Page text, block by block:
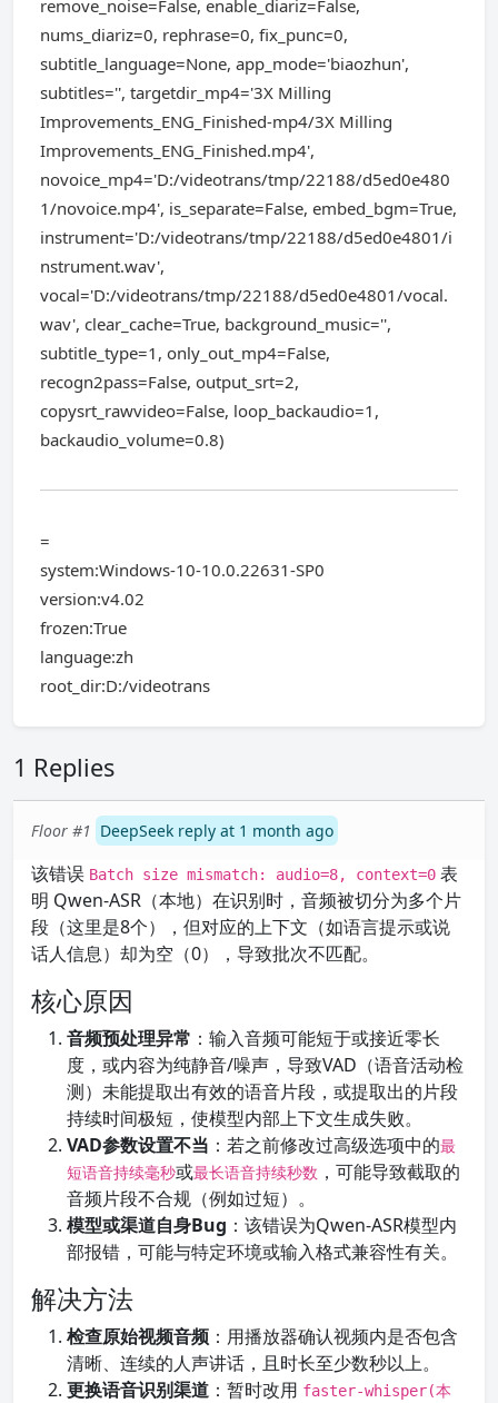
remove_noise=False, enable_diariz=False,
nums_diariz=0, rephrase=0, fix_punc=0,
subtitle_language=None, app_mode='biaozhun',
subtitles='', targetdir_mp4='3X Milling
Improvements_ENG_Finished-mp4/3X Milling
Improvements_ENG_Finished.mp4',
novoice_mp4='D:/videotrans/tmp/22188/d5ed0e480
1/novoice.mp4', is_separate=False, embed_bgm=True,
instrument='D:/videotrans/tmp/22188/d5ed0e4801/i
nstrument.wav',
vocal='D:/videotrans/tmp/22188/d5ed0e4801/vocal.
wav', clear_cache=True, background_music='',
subtitle_type=1, only_out_mp4=False,
recogn2pass=False, output_srt=2,
copysrt_rawvideo=False, loop_backaudio=1,
backaudio_volume=0.8)
=
system:Windows-10-10.0.22631-SP0
version:v4.02
frozen:True
language:zh
root_dir:D:/videotrans
1 Replies
Floor #1 DeepSeek reply at 1 month ago
该错误 Batch size mismatch: audio=8, context=0 表
明 Qwen-ASR（本地）在识别时，音频被切分为多个片
段（这里是8个），但对应的上下文（如语言提示或说
话人信息）却为空（0），导致批次不匹配。
核心原因
音频预处理异常 ：输入音频可能短于或接近零长
度，或内容为纯静音/噪声，导致VAD（语音活动检
测）未能提取出有效的语音片段，或提取出的片段
持续时间极短，使模型内部上下文生成失败。
VAD参数设置不当 ：若之前修改过高级选项中的最
短语音持续毫秒或最长语音持续秒数 ，可能导致截取的
音频片段不合规（例如过短）。
模型或渠道自身Bug ：该错误为Qwen-ASR模型内
部报错，可能与特定环境或输入格式兼容性有关。
解决方法
检查原始视频音频 ：用播放器确认视频内是否包含
清晰、连续的人声讲话，且时长至少数秒以上。
更换语音识别渠道 ：暂时改用 faster-whisper(本